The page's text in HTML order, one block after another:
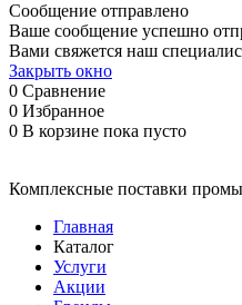
Сообщение отправлено
Ваше сообщение успешно
Вами свяжется наш
Закрыть окно
0 Сравнение
0 Избранное
0 В корзине пока пусто
Комплексные поставки
Главная
Каталог
Услуги
Акции